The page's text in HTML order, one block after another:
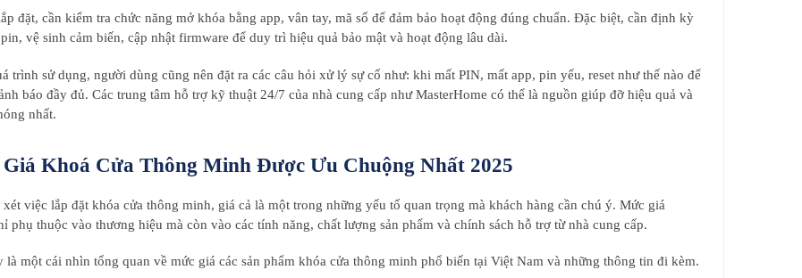
đặt, cần kiểm tra chức năng mở khóa bằng app, vân tay, mã số để đảm bảo hoạt động đúng chuẩn. Đặc biệt, cần định kỳ
vệ sinh cảm biến, cập nhật firmware để duy trì hiệu quả bảo mật và hoạt động lâu dài.
trình sử dụng, người dùng cũng nên đặt ra các câu hỏi xử lý sự cố như: khi mất PIN, mất app, pin yếu, reset như thế nào để
báo đầy đủ. Các trung tâm hỗ trợ kỹ thuật 24/7 của nhà cung cấp như MasterHome có thể là nguồn giúp đỡ hiệu quả và
nhất.
Giá Khoá Cửa Thông Minh Được Ưu Chuộng Nhất 2025
việc lắp đặt khóa cửa thông minh, giá cả là một trong những yếu tố quan trọng mà khách hàng cần chú ý. Mức giá
phụ thuộc vào thương hiệu mà còn vào các tính năng, chất lượng sản phẩm và chính sách hỗ trợ từ nhà cung cấp.
là một cái nhìn tổng quan về mức giá các sản phẩm khóa cửa thông minh phổ biến tại Việt Nam và những thông tin đi kèm.